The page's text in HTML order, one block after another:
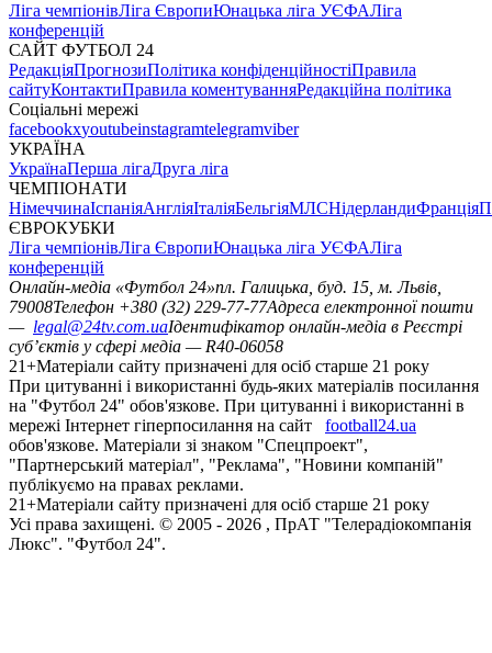
Ліга чемпіонівЛіга ЄвропиЮнацька ліга УЄФАЛіга
конференцій
САЙТ ФУТБОЛ 24
РедакціяПрогнозиПолітика конфіденційностіПравила
сайтуКонтактиПравила коментуванняРедакційна політика
Соціальні мережі
facebookxyoutubeinstagramtelegramviber
УКРАЇНА
УкраїнаПерша лігаДруга ліга
ЧЕМПІОНАТИ
НімеччинаІспаніяАнгліяІталіяБельгіяМЛСНідерландиФранція
ЄВРОКУБКИ
Ліга чемпіонівЛіга ЄвропиЮнацька ліга УЄФАЛіга
конференцій
Онлайн-медіа «Футбол 24»пл. Галицька, буд. 15, м. Львів,
79008Телефон +380 (32) 229-77-77Адреса електронної пошти
— legal@24tv.com.uaІдентифікатор онлайн-медіа в Реєстрі
суб’єктів у сфері медіа — R40-06058
21+Матеріали сайту призначені для осіб старше 21 року
При цитуванні і використанні будь-яких матеріалів посилання
на "Футбол 24" обов'язкове. При цитуванні і використанні в
мережі Інтернет гіперпосилання на сайт
football24.ua
обов'язкове. Матеріали зі знаком "Спецпроект",
"Партнерський матеріал", "Реклама", "Новини компаній"
публікуємо на правах реклами.
21+Матеріали сайту призначені для осіб старше 21 року
Усi права захищенi. © 2005 - 2026 , ПрАТ "Телерадіокомпанія
Люкс". "Футбол 24".